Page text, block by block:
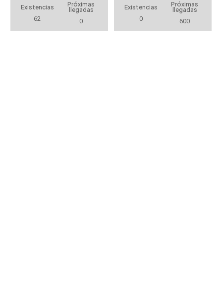
Existencias
62
Próximas
llegadas
0
Existencias
0
Próximas
llegadas
600